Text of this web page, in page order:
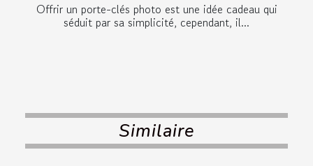
Offrir un porte-clés photo est une idée cadeau qui
séduit par sa simplicité, cependant, il...
Similaire